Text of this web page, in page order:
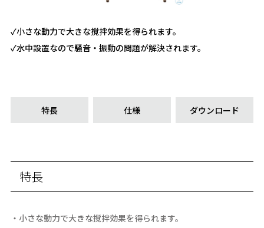
✓小さな動力で大きな撹拌効果を得られます。
✓水中設置なので騒音・振動の問題が解決されます。
特長 仕様 ダウンロード
特長
・小さな動力で大きな撹拌効果を得られます。